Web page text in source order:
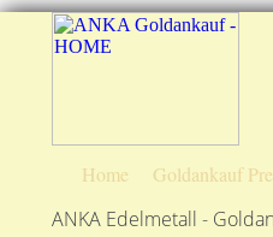
Home Goldankauf
ANKA Edelmetall -